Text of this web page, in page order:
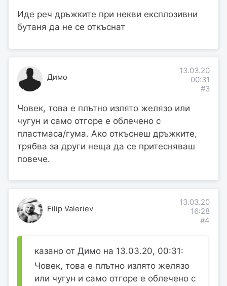
Иде реч дръжките при некви експлозивни
бутаня да не се откъснат
Димо
13.03.20
00:31
#3
Човек, това е плътно излято желязо или
чугун и само отгоре е облечено с
пластмаса/гума. Ако откъснеш дръжките,
трябва за други неща да се притесняваш
повече.
Filip Valeriev
13.03.20
16:28
#4
казано от Димо на 13.03.20, 00:31:
Човек, това е плътно излято желязо
или чугун и само отгоре е облечено с